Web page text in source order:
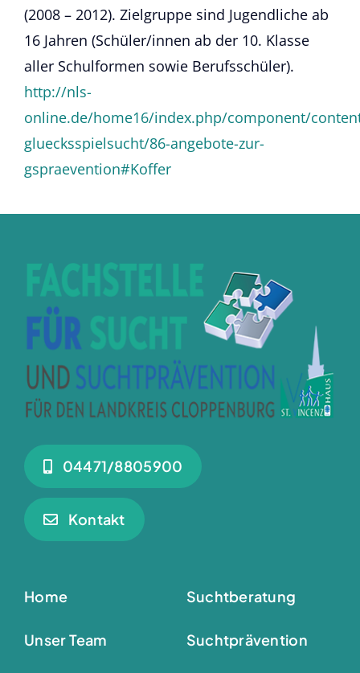
(2008 – 2012). Zielgruppe sind Jugendliche ab
16 Jahren (Schüler/innen ab der 10. Klasse
aller Schulformen sowie Berufsschüler).
http://nls-
online.de/home16/index.php/component/
gluecksspielsucht/86-angebote-zur-
gspraevention#Koffer
04471/8805900
Kontakt
Home
Unser Team
Suchtberatung
Suchtprävention